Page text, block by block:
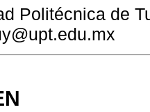
Politécnica de